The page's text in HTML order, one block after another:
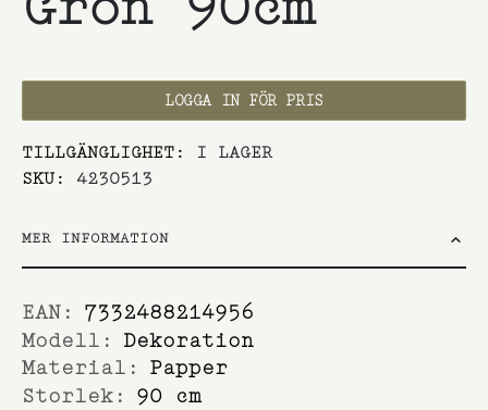
LOGGA IN FÖR PRIS
TILLGÄNGLIGHET:
I LAGER
SKU
4230513
MER INFORMATION
Mer
information
7332488214956
Dekoration
Papper
90 cm